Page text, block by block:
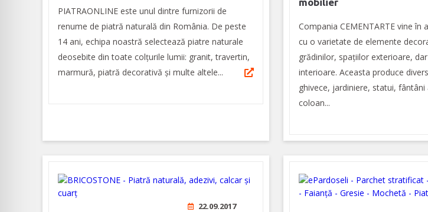
PIATRAONLINE este unul dintre furnizorii de
renume de piatră naturală din România. De peste
14 ani, echipa noastră selectează piatre naturale
deosebite din toate colțurile lumii: granit, travertin,
marmură, piatră decorativă și multe altele...
Compania CEMENTARTE vine în
cu o varietate de elemente
grădinilor, spațiilor exterioare,
interioare. Aceasta produce
ghivece, jardiniere, statui, fântâni
coloan...
22.09.2017